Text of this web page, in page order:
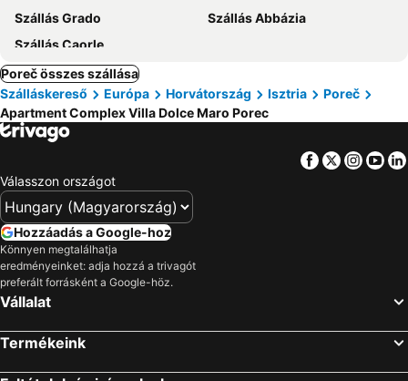
Szállás Grado
Szállás Abbázia
Szállás Caorle
Poreč összes szállása
Szálláskereső
Európa Horvátország Isztria
Poreč
Apartment Complex Villa Dolce Maro Porec
Facebook
Twitter
Válasszon országot
Hozzáadás a Google-hoz
Könnyen megtalálhatja
eredményeinket: adja hozzá a trivagót
preferált forrásként a Google-höz.
Vállalat
Termékeink